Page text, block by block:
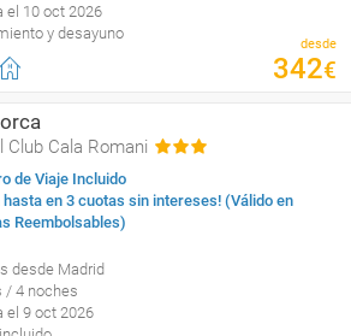
el 10 oct 2026
y desayuno
desde
342€
Club Cala Romani
de Viaje Incluido
hasta en 3 cuotas sin intereses! (Válido en
Reembolsables)
desde Madrid
/ 4 noches
el 9 oct 2026